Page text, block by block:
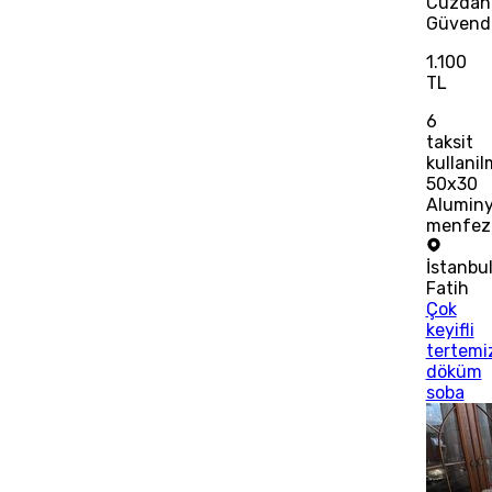
1.100
TL
6
taksit
50x30
menfez
İstanbul
Fatih
Çok
keyifli
döküm
soba